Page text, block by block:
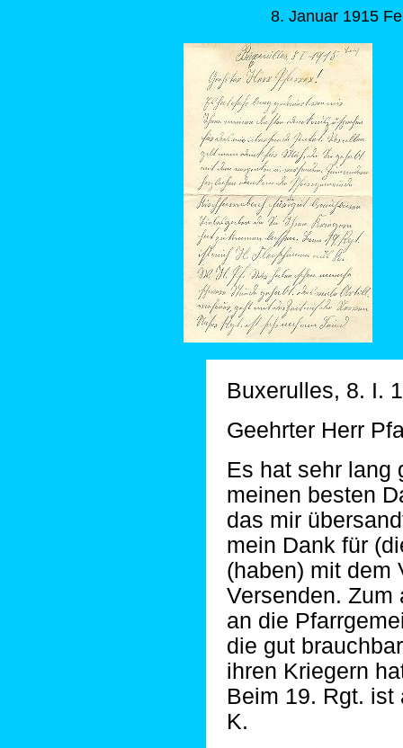
8. Januar 1915
Buxerulles, 8. I.
Geehrter Herr
Es hat sehr lang
meinen besten
das mir
mein Dank für
(haben) mit dem
Versenden. Zum
an die
die gut
ihren Kriegern
Beim 19. Rgt.
K.